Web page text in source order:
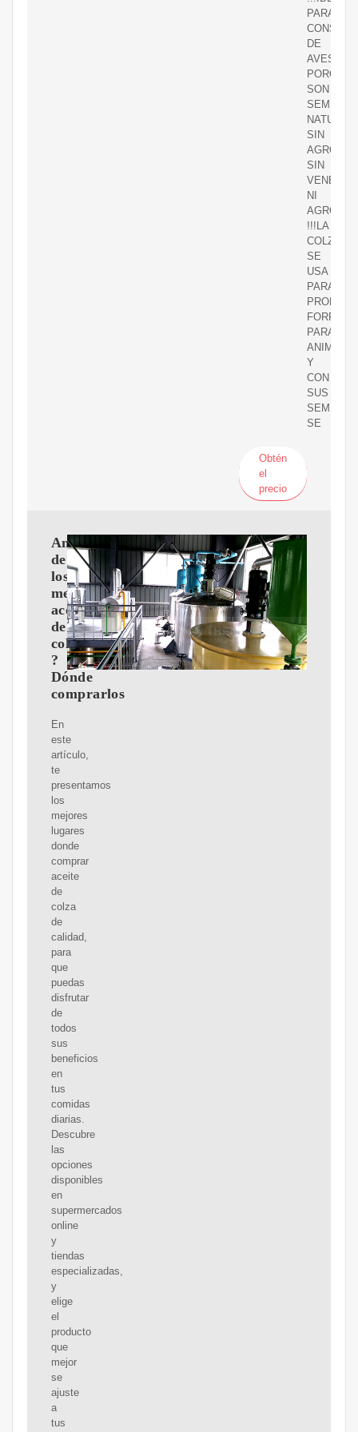
PARA
DE
AVES
PORQUE
SON
SEMILLAS
SIN
SIN
VENENOS
NI
!!!LA
COLZA
SE
USA
PARA
FORRAJE
PARA
Y
CON
SUS
SEMILLAS
SE
Obtén
el
precio
Análisis
de
los
mejores
aceites
de
colza:
?
Dónde
comprarlos
En
este
artículo,
te
presentamos
los
mejores
lugares
donde
comprar
aceite
de
colza
de
calidad,
para
que
puedas
disfrutar
de
todos
sus
beneficios
en
tus
comidas
diarias.
Descubre
las
opciones
disponibles
en
supermercados
online
y
tiendas
especializadas,
y
elige
el
producto
que
mejor
se
ajuste
a
tus